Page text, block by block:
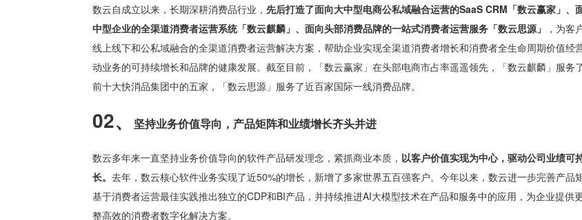
数云自成立以来，长期深耕消费品行业，先后打造了面向大中型电商公私域融合运营的SaaS CRM「数云赢家」、
中型企业的全渠道消费者运营系统「数云麒麟」、面向头部消费品牌的一站式消费者运营服务「数云思源」
，为客
线上线下和公私域融合的全渠道消费者运营解决方案，帮助企业实现全渠道消费者增长和消费者全生命周期价值经
动业务的可持续增长和品牌的健康发展。截至目前，「数云赢家」在头部电商市占率遥遥领先，「数云麒麟」服务
前十大快消品集团中的五家，「数云思源」服务了近百家国际一线消费品牌。
02、 坚持业务价值导向， 产品矩阵和业绩增长齐头并进
数云多年来一直坚持业务价值导向的软件产品研发理念，紧抓商业本质， 以客户价值实现为中心，驱动公司业绩可
长。去年，数云核心软件业务实现了近50%的增长，新增了多家世界五百强客户。今年以来，数云进一步完善产品
基于消费者运营最佳实践推出独立的CDP和BI产品，并持续推进AI大模型技术在产品和服务中的应用，为企业提供
整高效的消费者数字化解决方案。